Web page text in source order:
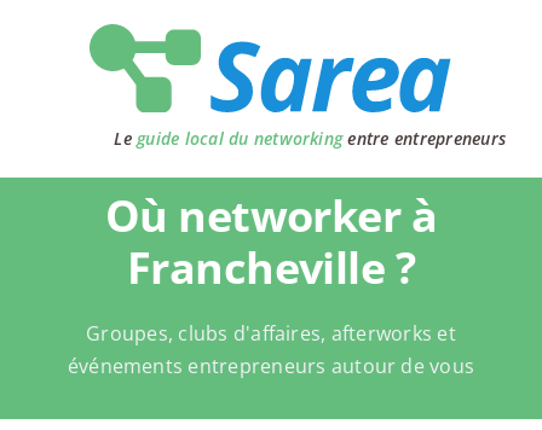
Le guide local du networkingentre entrepreneurs
Où networker à
Francheville ?
Groupes, clubs d'affaires, afterworks et
événements entrepreneurs autour de vous